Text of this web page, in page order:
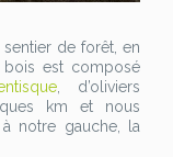
de forêt, en
bois est composé
, d’oliviers
km et nous
notre gauche, la